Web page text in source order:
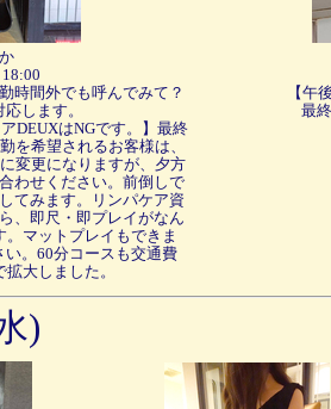
時間外でも呼んでみて？
します。
DEUXはNGです。】最終
を希望されるお客様は、
変更になりますが、夕方
わせください。前倒しで
てみます。リンパケア資
、即尺・即プレイがなん
。マットプレイもできま
。60分コースも交通費
拡大しました。
【午
最
)